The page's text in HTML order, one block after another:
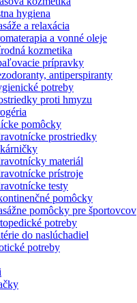
hygiena
a relaxácia
a vonné oleje
kozmetika
prípravky
antiperspiranty
potreby
proti hmyzu
pomôcky
prostriedky
materiál
prístroje
testy
pomôcky
pomôcky pre športovcov
potreby
do naslúchadiel
potreby